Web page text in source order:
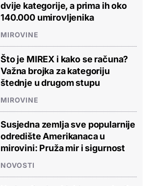
dvije kategorije, a prima ih oko
140.000 umirovljenika
MIROVINE
Što je MIREX i kako se računa?
Važna brojka za kategoriju
štednje u drugom stupu
MIROVINE
Susjedna zemlja sve popularnije
odredište Amerikanaca u
mirovini: Pruža mir i sigurnost
NOVOSTI